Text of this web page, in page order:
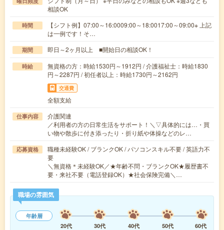
相談OK
時間
【シフト例】07:00～16:0009:00～18:0017:00～09:00※ 上記
は一例です！そ…
期間 即日～2ヶ月以上 ■開始日の相談OK！
時給
無資格の方：時給1530円～1912円 / 介護福祉士：時給1830
円～2287円 / 初任者以上：時給1730円～2162円
交通費
全額支給
仕事内容
介護関連
／利用者の方の日常生活をサポート！＼▽具体的には…・買
い物や散歩に付き添ったり・折り紙や体操などのレ…
応募資格
職種未経験OK / ブランクOK / パソコンスキル不要 / 英語力不
要
＼無資格＊未経験OK／★年齢不問・ブランクOK★履歴書不
要・来社不要（電話登録OK）★社会保険完備＼…
職場の雰囲気
年齢層
20代
30代 40代 50代
60代